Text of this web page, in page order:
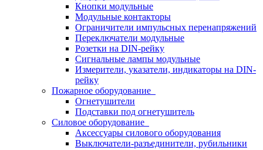
Кнопки модульные
Модульные контакторы
Ограничители импульсных перенапряжений
Переключатели модульные
Розетки на DIN-рейку
Сигнальные лампы модульные
Измерители, указатели, индикаторы на DIN-
рейку
Пожарное оборудование
Огнетушители
Подставки под огнетушитель
Силовое оборудование
Аксессуары силового оборудования
Выключатели-разъединители, рубильники